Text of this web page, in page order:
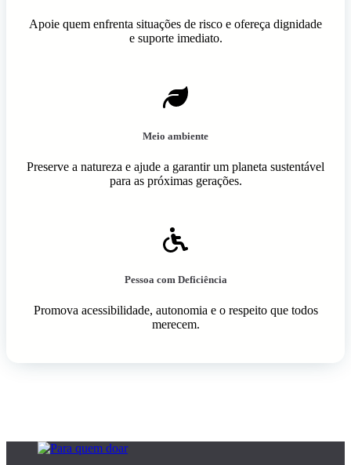
Apoie quem enfrenta situações de risco e ofereça dignidade
e suporte imediato.
Meio ambiente
Preserve a natureza e ajude a garantir um planeta sustentável
para as próximas gerações.
Pessoa com Deficiência
Promova acessibilidade, autonomia e o respeito que todos
merecem.